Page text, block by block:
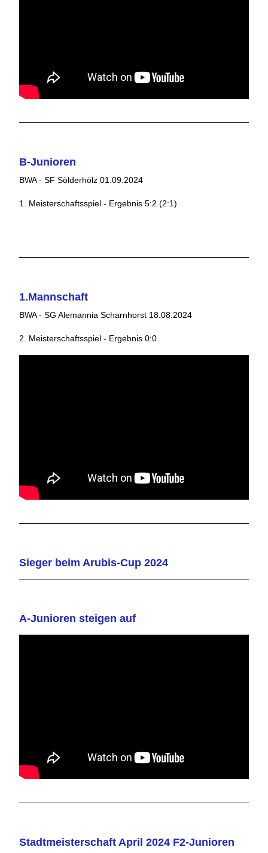
B-Junioren
BWA - SF Sölderhölz 01.09.2024
1. Meisterschaftsspiel - Ergebnis 5:2 (2:1)
1.Mannschaft
BWA - SG Alemannia Scharnhorst 18.08.2024
2. Meisterschaftsspiel - Ergebnis 0:0
Sieger beim Arubis-Cup 2024
A-Junioren steigen auf
Stadtmeisterschaft April 2024 F2-Junioren